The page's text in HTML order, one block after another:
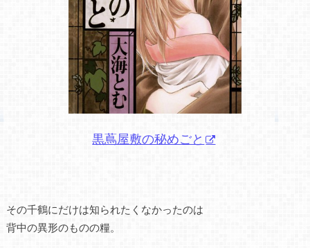
黒蔦屋敷の秘めごと
その千鶴にだけは知られたくなかったのは
背中の異形のものの糧。